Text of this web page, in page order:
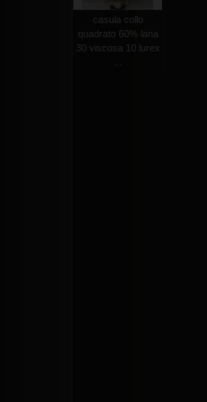
casula collo
quadrato 60% lana
30 viscosa 10 lurex